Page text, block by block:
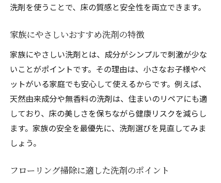
クエン酸と重曹で住まいのリペアと床掃除を実
住まいのリペアでクエン酸重曹掃除術
フローリング掃除に適した配合と手順
住まいのリペア観点で選ぶ自然派洗剤
クエン酸重曹を使う際の注意点
手作り洗剤で安全なフローリング掃除
住まいのリペアに役立つ掃除のコツ
床拭き掃除に代用できる住まいのリペアおすす
住まいのリペアで代用できる洗剤案内
洗剤を使うことで、床の質感と安全性を両立できます。
家族にやさしいおすすめ洗剤の特徴
家族にやさしい洗剤とは、成分がシンプルで刺激が少な
いことがポイントです。その理由は、小さなお子様やペ
ットがいる家庭でも安心して使えるからです。例えば、
天然由来成分や無香料の洗剤は、住まいのリペアにも適
しており、床の美しさを保ちながら健康リスクを減らし
ます。家族の安全を最優先に、洗剤選びを見直してみま
しょう。
フローリング掃除に適した洗剤のポイント